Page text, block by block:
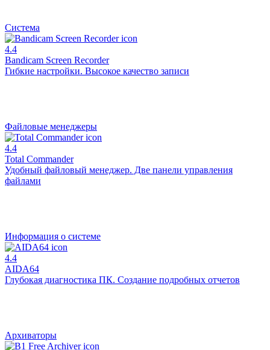
Система
4.4
Bandicam Screen Recorder
Гибкие настройки. Высокое качество записи
Файловые менеджеры
4.4
Total Commander
Удобный файловый менеджер. Две панели управления
файлами
Информация о системе
4.4
AIDA64
Глубокая диагностика ПК. Создание подробных отчетов
Архиваторы